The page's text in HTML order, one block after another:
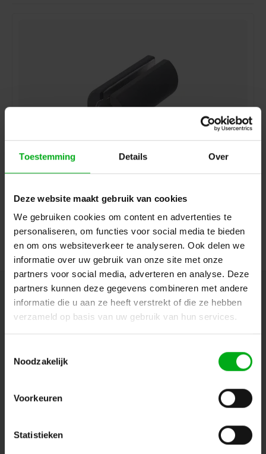
Toestemming Details Over
Deze website maakt gebruik van cookies
We gebruiken cookies om content en advertenties te
personaliseren, om functies voor social media te bieden
en om ons websiteverkeer te analyseren. Ook delen we
informatie over uw gebruik van onze site met onze
partners voor social media, adverteren en analyse. Deze
partners kunnen deze gegevens combineren met andere
informatie die u aan ze heeft verstrekt of die ze hebben
verzameld op basis van uw gebruik van hun services.
Noodzakelijk
Voorkeuren
Statistieken
Neutrik | HTXP | vastzetgereedschap tule XLR-XX /
Neutrik | HTXP
Login voor prijzen
Contact
Nieuwsbrief
Ontvang de laatste updates, nieuws en aanbiedingen via email